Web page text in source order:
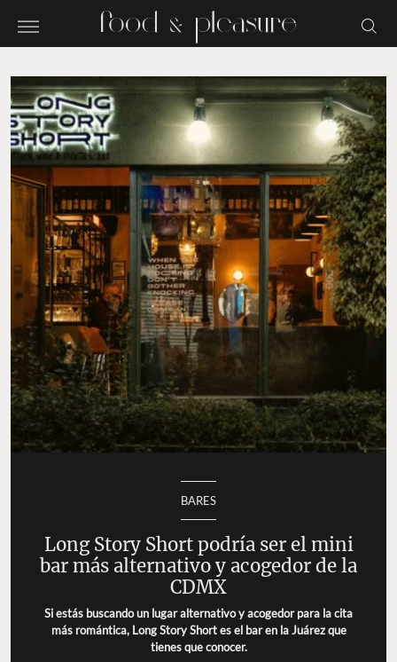
BARES
Long Story Short podría ser el mini
bar más alternativo y acogedor de la
CDMX
Si estás buscando un lugar alternativo y acogedor para la cita
más romántica, Long Story Short es el bar en la Juárez que
tienes que conocer.